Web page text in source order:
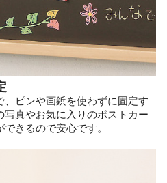
ピンや画鋲を使わずに固定す
写真やお気に入りのポストカー
きるので安心です。